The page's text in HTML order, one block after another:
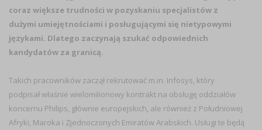
coraz większe trudności w pozyskaniu specjalistów z
dużymi umiejętnościami i posługującymi się nietypowymi
językami. Dlatego zaczynają szukać odpowiednich
kandydatów za granicą.
Takich pracowników zaczął rekrutować m.in. Infosys, który
podpisał właśnie wielomilionowy kontrakt na obsługę oddziałów
koncernu Philips, głównie europejskich, ale również z Południowej
Afryki, Maroka i Zjednoczonych Emiratów Arabskich. Usługi te będą